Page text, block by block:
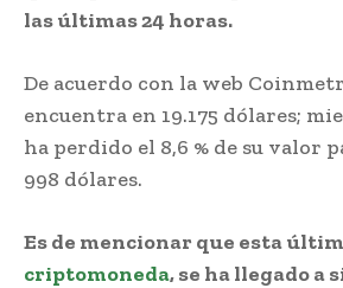
las últimas 24 horas.
De acuerdo con la web
encuentra en 19.175 dólares;
ha perdido el 8,6 % de su valor
998 dólares.
Es de mencionar que esta
criptomoneda, se ha llegado a